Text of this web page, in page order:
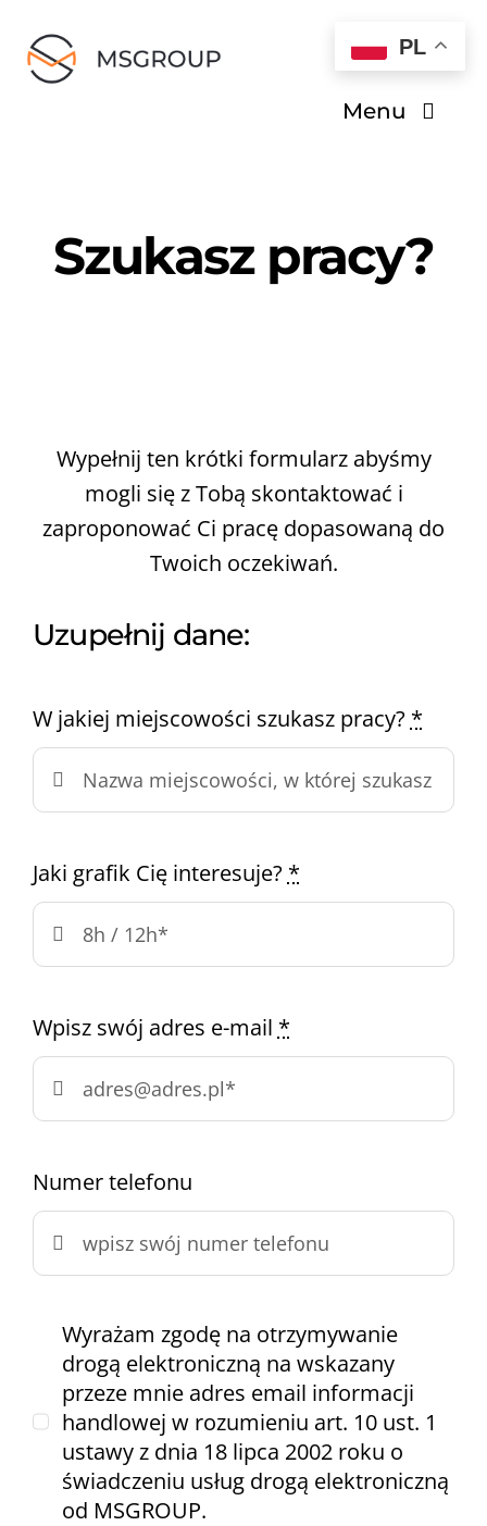
content
Menu
Dla kandydatów
Szukasz pracy?
Wypełnij ten krótki formularz abyśmy
mogli się z Tobą skontaktować i
zaproponować Ci pracę dopasowaną do
Twoich oczekiwań.
Uzupełnij dane:
W jakiej miejscowości szukasz pracy? *
Jaki grafik Cię interesuje? *
Wpisz swój adres e-mail *
Numer telefonu
Wyrażam zgodę na otrzymywanie
drogą elektroniczną na wskazany
przeze mnie adres email informacji
handlowej w rozumieniu art. 10 ust. 1
ustawy z dnia 18 lipca 2002 roku o
świadczeniu usług drogą elektroniczną
od MSGROUP.
PL